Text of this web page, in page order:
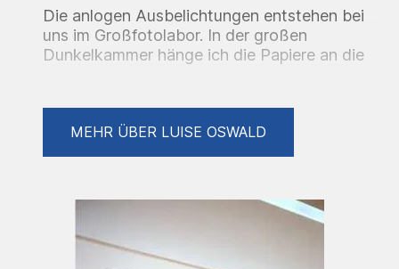
Die anlogen Ausbelichtungen entstehen bei
uns im Großfotolabor. In der großen
Dunkelkammer hänge ich die Papiere an die
ein, die Bilder enstehen also darduch mit
Licht nicht mit Druckerfarbe. Da es immer
von der Chemie im Becken abhängt und von
Dies sind meine Unikate auf Fotopapier.
MEHR ÜBER LUISE OSWALD